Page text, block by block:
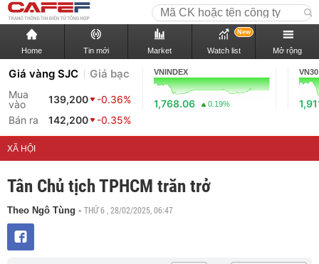
Home Tin mới Market Watch list
New
Mở rộng
Giá vàng SJC Giá bạc
Mua
vào
139,200
-0.36%
Bán ra
142,200 -0.35%
VNINDEX
1,768.06 0.19%
VN30
XÃ HỘI
Tân Chủ tịch TPHCM trăn trở
Theo Ngô Tùng - THỨ 6 , 28/02/2025, 06:47